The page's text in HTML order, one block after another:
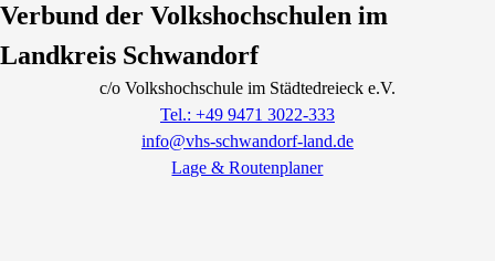
Verbund der Volkshochschulen im
Landkreis Schwandorf
c/o Volkshochschule im Städtedreieck e.V.
Tel.: +49 9471 3022-333
info@vhs-schwandorf-land.de
Lage & Routenplaner